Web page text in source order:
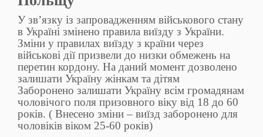
У зв’язку із запровадженням військового стану
в Україні змінено правила виїзду з України.
Зміни у правилах виїзду з країни через
військові дії призвели до низки обмежень на
перетин кордону. На даний момент дозволено
залишати Україну жінкам та дітям
Заборонено залишати Україну всім громадянам
чоловічого поля призовного віку від 18 до 60
років. ( Внесено зміни – виїзд заборонено для
чоловіків віком 25-60 років)